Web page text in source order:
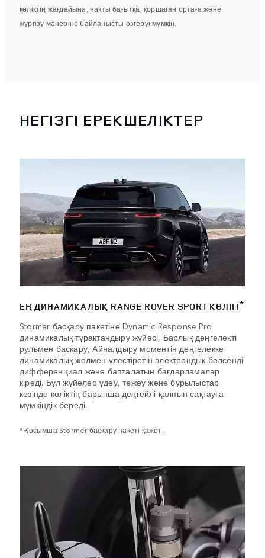
көліктің жағдайына, нақты бағытқа, қоршаған ортаға және
жүргізу мәнеріне байланысты өзгеруі мүмкін.
НЕГІЗГІ ЕРЕКШЕЛІКТЕР
ЕҢ ДИНАМИКАЛЫҚ RANGE ROVER SPORT КӨЛІГІ*
Stormer басқару пакетіне Dynamic Response Pro
динамикалық тұрақтандыру жүйесі, Барлық дөңгелекті
рульмен басқару, Айналдыру моментін дөңгелекке
динамикалық жолмен үлестіретін электрондық белсенді
дифференциал және бапталатын бағдарламалар
кіреді. Бұл жүйелер үдеу, тежеу және бұрылыстар
кезінде көліктің барынша деңгейлі қалпын сақтауға
мүмкіндік береді.
* Қосымша Stormer басқару пакеті қажет.